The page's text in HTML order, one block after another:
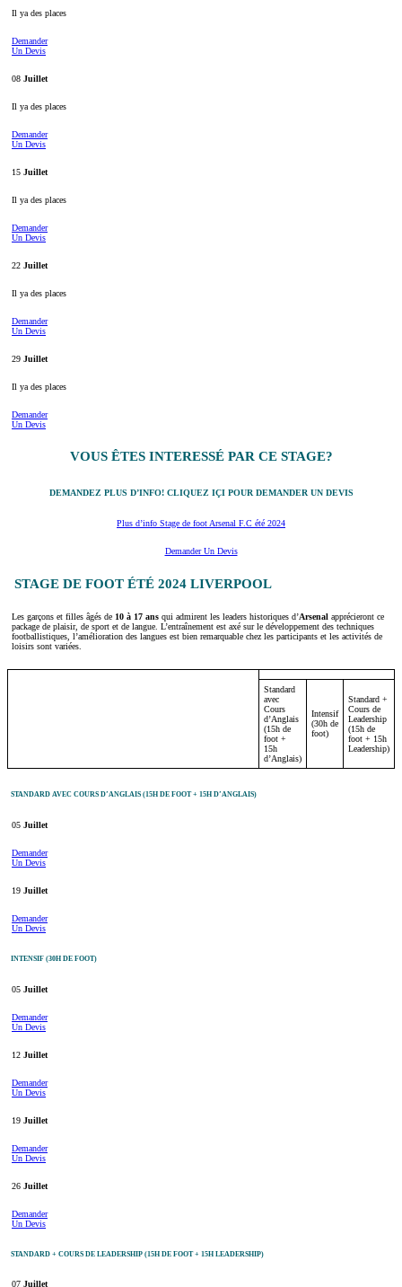
Il ya des places
Demander
Un Devis
08 Juillet
Il ya des places
Demander
Un Devis
15 Juillet
Il ya des places
Demander
Un Devis
22 Juillet
Il ya des places
Demander
Un Devis
29 Juillet
Il ya des places
Demander
Un Devis
VOUS ÊTES INTERESSÉ PAR CE STAGE?
DEMANDEZ PLUS D’INFO! CLIQUEZ IÇI POUR DEMANDER UN DEVIS
Plus d’info Stage de foot Arsenal F.C été 2024
Demander Un Devis
STAGE DE FOOT ÉTÉ 2024 LIVERPOOL
Les garçons et filles âgés de 10 à 17 ans qui admirent les leaders historiques d’Arsenal apprécieront ce
package de plaisir, de sport et de langue. L’entraînement est axé sur le développement des techniques
footballistiques, l’amélioration des langues est bien remarquable chez les participants et les activités de
loisirs sont variées.
Standard
avec
Cours
d’Anglais
(15h de
foot +
15h
d’Anglais)
Intensif
(30h de
foot)
Standard +
Cours de
Leadership
(15h de
foot + 15h
Leadership)
STANDARD AVEC COURS D’ANGLAIS (15H DE FOOT + 15H D’ANGLAIS)
05 Juillet
Demander
Un Devis
19 Juillet
Demander
Un Devis
INTENSIF (30H DE FOOT)
05 Juillet
Demander
Un Devis
12 Juillet
Demander
Un Devis
19 Juillet
Demander
Un Devis
26 Juillet
Demander
Un Devis
STANDARD + COURS DE LEADERSHIP (15H DE FOOT + 15H LEADERSHIP)
07 Juillet